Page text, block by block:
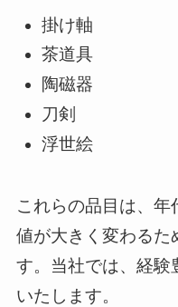
掛け軸
茶道具
陶磁器
刀剣
浮世絵
これらの品目は、
値が大きく変わるた
す。当社では、経験
いたします。